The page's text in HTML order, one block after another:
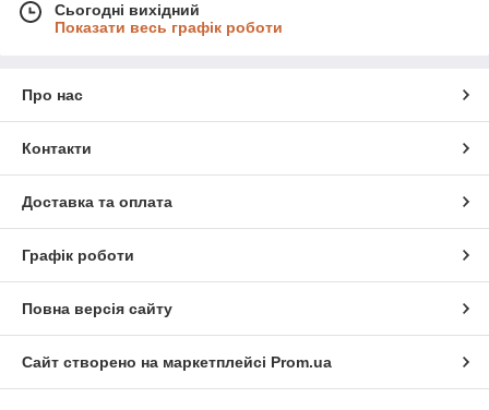
Сьогодні вихідний
Показати весь графік роботи
Про нас
Контакти
Доставка та оплата
Графік роботи
Повна версія сайту
Сайт створено на маркетплейсі Prom.ua